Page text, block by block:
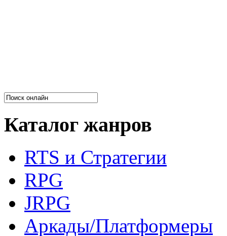
Каталог жанров
RTS и Стратегии
RPG
JRPG
Аркады/Платформеры